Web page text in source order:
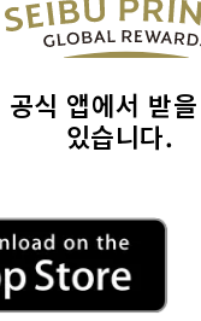
공식 앱에서 받
있습니다.